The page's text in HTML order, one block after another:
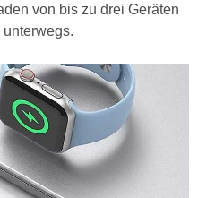
von bis zu drei Geräten